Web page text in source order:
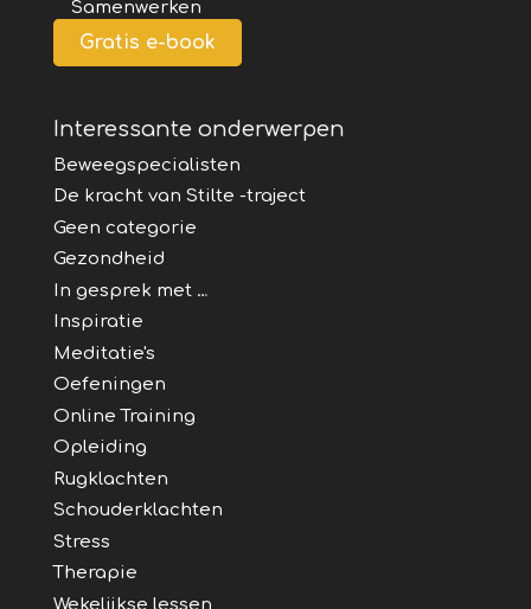
Samenwerken
Gratis e-book
Interessante onderwerpen
Beweegspecialisten
De kracht van Stilte -traject
Geen categorie
Gezondheid
In gesprek met …
Inspiratie
Meditatie's
Oefeningen
Online Training
Opleiding
Rugklachten
Schouderklachten
Stress
Therapie
Wekelijkse lessen